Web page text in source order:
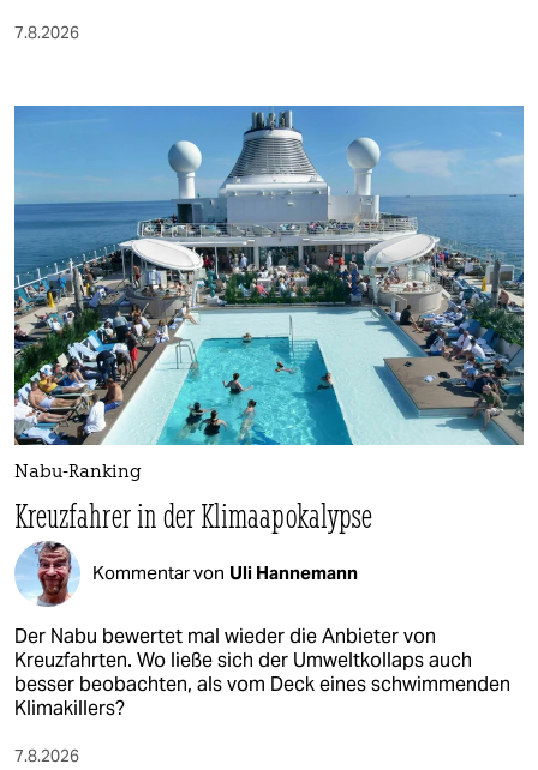
7.8.2026
Nabu-Ranking
Kreuzfahrer in der Klimaapokalypse
Kommentar von Uli Hannemann
Der Nabu bewertet mal wieder die Anbieter von
Kreuzfahrten. Wo ließe sich der Umweltkollaps auch
besser beobachten, als vom Deck eines schwimmenden
Klimakillers?
7.8.2026